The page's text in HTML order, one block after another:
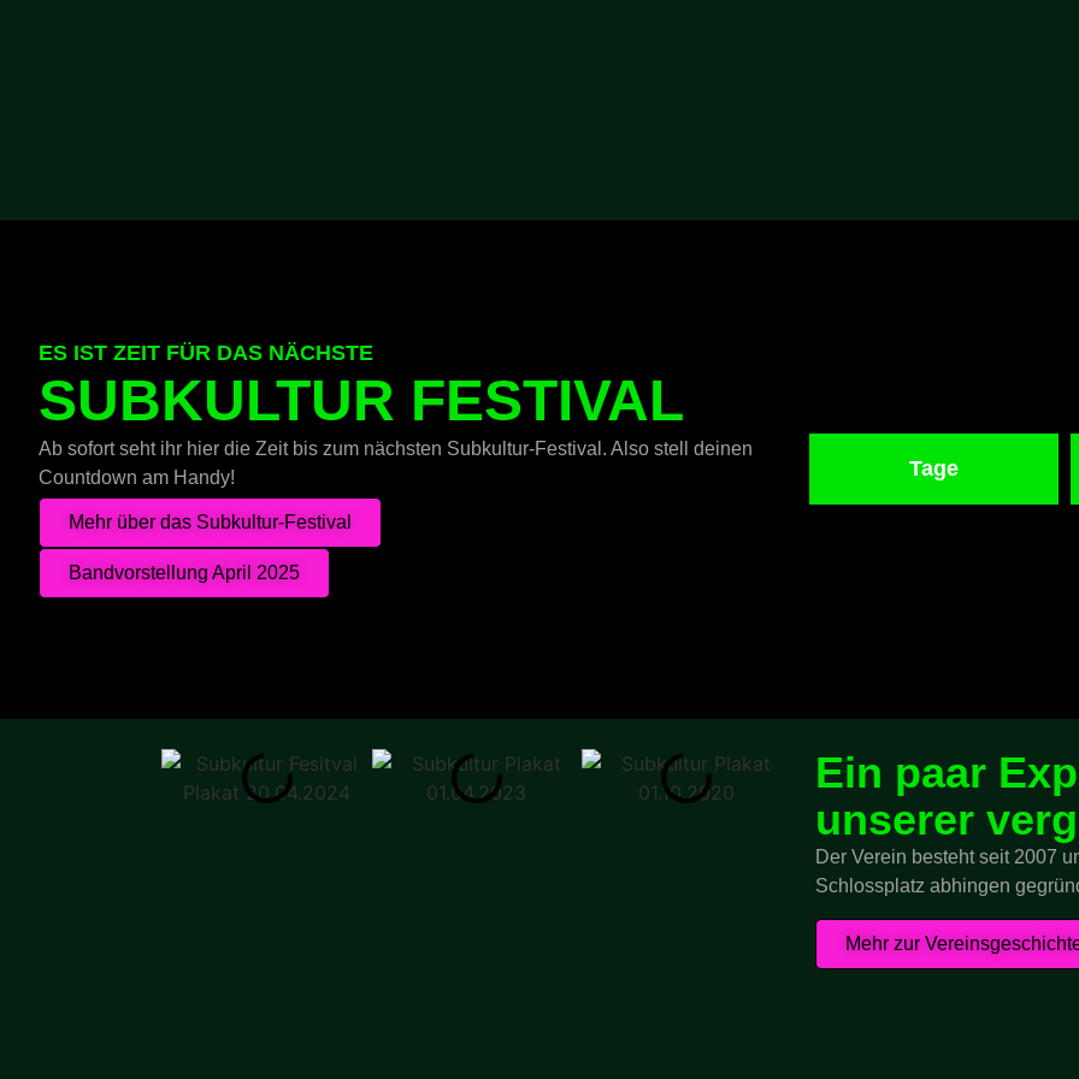
ES IST ZEIT FÜR DAS NÄCHSTE
SUBKULTUR FESTIVAL
Ab sofort seht ihr hier die Zeit bis zum nächsten Subkultur-Festival. Also stell deinen
Countdown am Handy!
Mehr über das Subkultur-Festival
Bandvorstellung April 2025
Tage
Ein paar
unserer
Der Verein besteht seit 2007
Schlossplatz abhingen
Mehr zur